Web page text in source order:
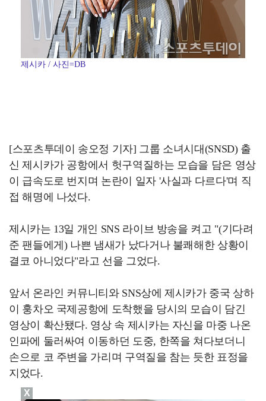
제시카 / 사진=DB
[스포츠투데이 송오정 기자] 그룹 소녀시대(SNSD) 출
신 제시카가 공항에서 헛구역질하는 모습을 담은 영상
이 급속도로 번지며 논란이 일자 '사실과 다르다'며 직
접 해명에 나섰다.
제시카는 13일 개인 SNS 라이브 방송을 켜고 "(기다려
준 팬들에게) 나쁜 냄새가 났다거나 불쾌해한 상황이
결코 아니었다"라고 선을 그었다.
앞서 온라인 커뮤니티와 SNS상에 제시카가 중국 상하
이 훙차오 국제공항에 도착했을 당시의 모습이 담긴
영상이 확산됐다. 영상 속 제시카는 자신을 마중 나온
인파에 둘러싸여 이동하던 도중, 한쪽을 쳐다보더니
손으로 코 주변을 가리며 구역질을 참는 듯한 표정을
지었다.
X